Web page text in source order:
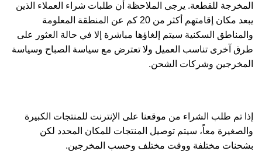
المخرجة للقطعة. يرجى الملاحظة أن طلبات شراء العملاء الذين
يبعد مكان إقامتهم أكثر من 20 كم عن المنطقة المعلومة
والمناطق السكنية سيتم إلغاؤها مباشرة إلا في حالة العثور على
طرق آخرى تناسب العميل ولا تعترض مع سياسة الصباح وسياسة
المخرجين وشركات الشحن.
إذا تم طلب الشراء من موقعنا على الإنترنت للمنتجات الكبيرة
والصغيرة معاً، سيتم توصيل المنتجات للمكان المحدد لكن
بشحنات مختلفة ووقت مختلف وحسب المخرجين.